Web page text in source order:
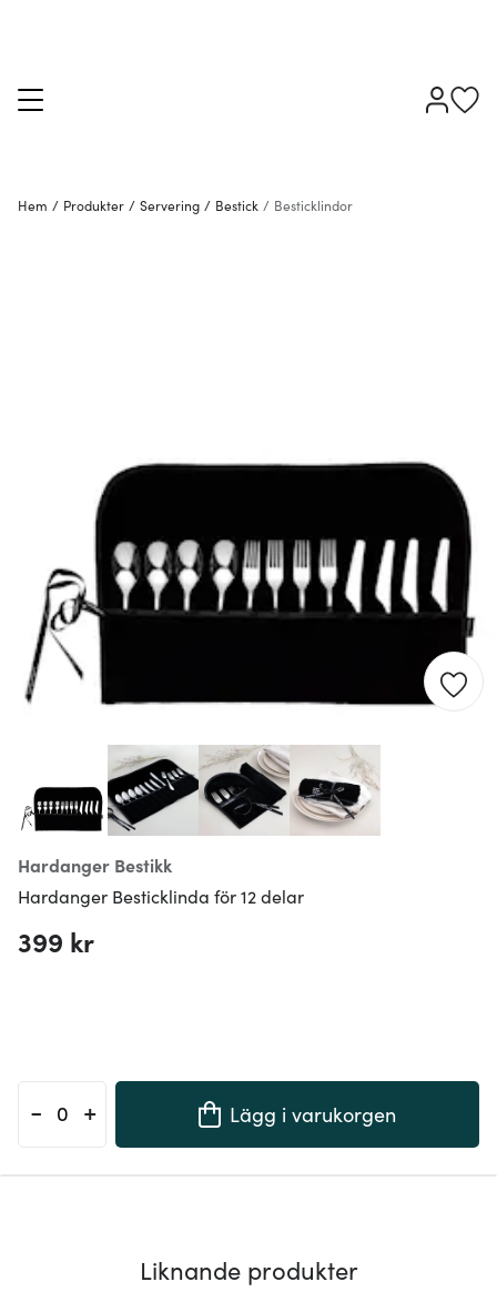
Hem / Produkter / Servering / Bestick / Besticklindor
Hardanger Bestikk
Hardanger Besticklinda för 12 delar
399 kr
- + Lägg i varukorgen
Liknande produkter